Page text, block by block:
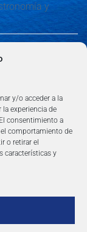
y/o acceder a la
experiencia de
consentimiento a
comportamiento de
o retirar el
características y
y